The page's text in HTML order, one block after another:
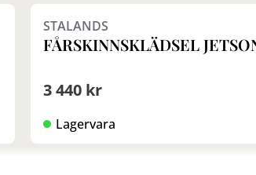
STALANDS
FÅRSKINNSKLÄDSEL
3 440 kr
Lagervara